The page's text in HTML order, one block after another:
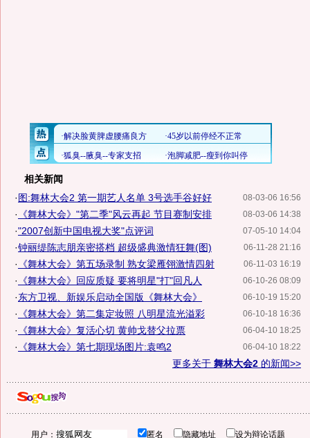
相关新闻
08-03-06 16:56
·图:舞林大会2 第一期艺人名单 3号选手谷好好
08-03-06 14:38
· 《舞林大会》"第二季"风云再起 节目赛制安排
07-05-10 14:04
·"2007创新中国电视大奖"点评词
06-11-28 21:16
·钟丽缇陈志朋亲密搭档 超级盛典激情狂舞(图)
06-11-03 16:19
· 《舞林大会》第五场录制 熟女梁雁翎激情四射
06-10-26 08:09
· 《舞林大会》回应质疑 要将明星"打"回凡人
06-10-19 15:20
·东方卫视、新娱乐启动全国版《舞林大会》
06-10-18 16:36
· 《舞林大会》第二集定妆照 八明星流光溢彩
06-04-10 18:25
· 《舞林大会》复活心切 黄帅戈替父拉票
06-04-10 18:22
·
《舞林大会》第七期现场图片:袁鸣2
更多关于 舞林大会2 的新闻>>
用户： 匿名 隐藏地址 设为辩论话题